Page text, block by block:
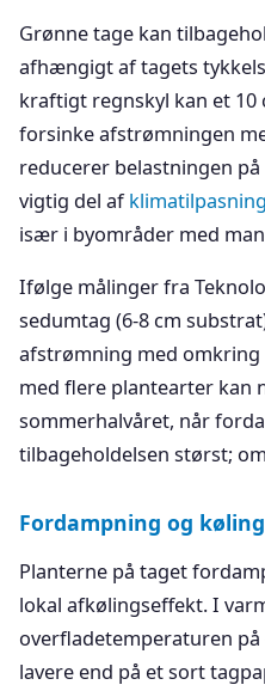
Grønne tage kan
afhængigt af tagets
kraftigt regnskyl kan et 10
forsinke afstrømningen
reducerer belastningen
vigtig del afklimatilpasning
især i byområder med
Ifølge målinger fra
sedumtag (6-8 cm
afstrømning med omkring
med flere plantearter kan
sommerhalvåret, når
tilbageholdelsen størst;
Fordampning og køling
Planterne på taget
lokal afkølingseffekt. I
overfladetemperaturen
lavere end på et sort